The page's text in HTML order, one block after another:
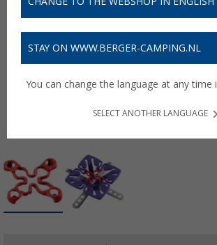
STAY ON WWW.BERGER-CAMPING.NL
You can change the language at any time
SELECT ANOTHER LANGUAGE